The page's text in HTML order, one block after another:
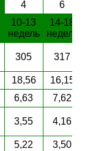
4
6
10-13
недель
14-18
недель
305 317
18,56 16,15
6,63 7,62
3,55 4,16
5,22 3,50